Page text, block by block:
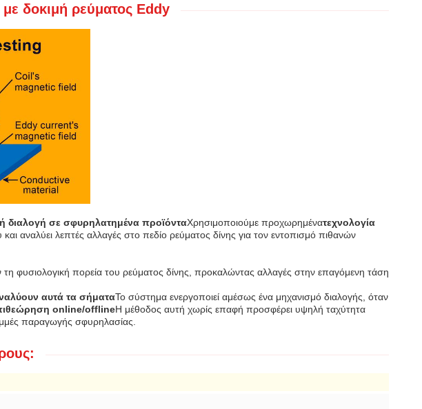
δοκιμή ρεύματος Eddy
διαλογή σε σφυρηλατημένα προϊόνταΧρησιμοποιούμε προχωρημένατεχνολογία
αναλύει λεπτές αλλαγές στο πεδίο ρεύματος δίνης για τον εντοπισμό πιθανών
φυσιολογική πορεία του ρεύματος δίνης, προκαλώντας αλλαγές στην επαγόμενη τάση
αυτά τα σήματαΤο σύστημα ενεργοποιεί αμέσως ένα μηχανισμό διαλογής, όταν
online/offlineΗ μέθοδος αυτή χωρίς επαφή προσφέρει υψηλή ταχύτητα
παραγωγής σφυρηλασίας.